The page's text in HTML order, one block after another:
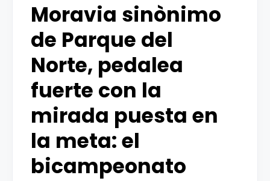
Moravia sinònimo
de Parque del
Norte, pedalea
fuerte con la
mirada puesta en
la meta: el
bicampeonato